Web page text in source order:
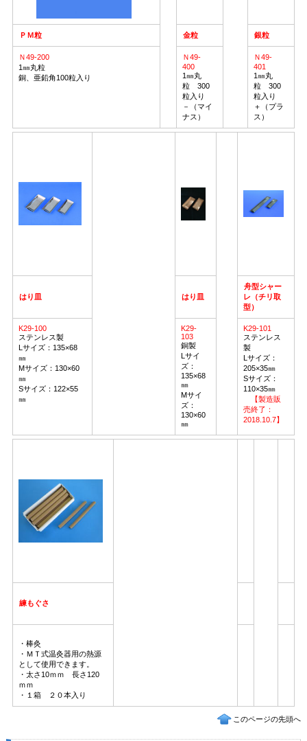
ＰＭ粒 金粒 銀粒
Ｎ49-200
1㎜丸粒
銅、亜鉛角100粒入り
Ｎ49-
400
1㎜丸
粒 300
粒入り
－（マイ
ナス）
Ｎ49-
401
1㎜丸
粒 300
粒入り
＋（プラ
ス）
はり皿 はり皿
舟型シャー
レ（チリ取
型）
K29-100
ステンレス製
Lサイズ：135×68
㎜
Mサイズ：130×60
㎜
Sサイズ：122×55
㎜
K29-
103
銅製
Lサイ
ズ：
135×68
㎜
Mサイ
ズ：
130×60
㎜
K29-101
ステンレス
製
Lサイズ：
205×35㎜
Sサイズ：
110×35㎜
【製造販
売終了：
2018.10.7】
練もぐさ
・棒灸
・ＭＴ式温灸器用の熱源
として使用できます。
・太さ10ｍｍ 長さ120
ｍｍ
・１箱 ２０本入り
このページの先頭へ